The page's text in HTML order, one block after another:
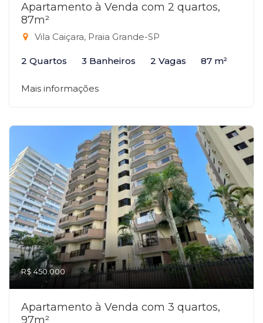
Apartamento à Venda com 2 quartos,
87m²
Vila Caiçara, Praia Grande-SP
2 Quartos 3 Banheiros 2 Vagas 87 m²
Mais informações
R$ 450.000
Apartamento à Venda com 3 quartos,
97m²